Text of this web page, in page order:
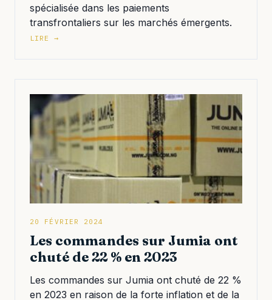
spécialisée dans les paiements
transfrontaliers sur les marchés émergents.
LIRE →
20 FÉVRIER 2024
Les commandes sur Jumia ont
chuté de 22 % en 2023
Les commandes sur Jumia ont chuté de 22 %
en 2023 en raison de la forte inflation et de la